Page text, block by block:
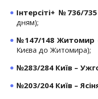
Інтерсіті+ №736/
дням);
№147/148 Житомир
Києва до Житомира);
№283/284 Київ –
№203/204 Київ –